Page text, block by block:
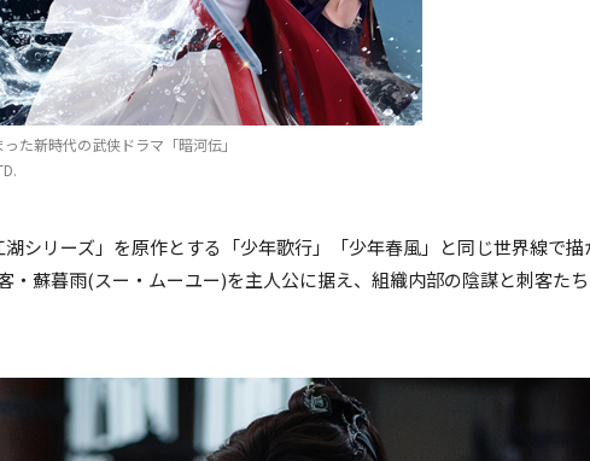
た新時代の武侠ドラマ「暗河伝」
シリーズ」を原作とする「少年歌行」「少年春風」と同じ世界線で描
蘇暮雨(スー・ムーユー)を主人公に据え、組織内部の陰謀と刺客た